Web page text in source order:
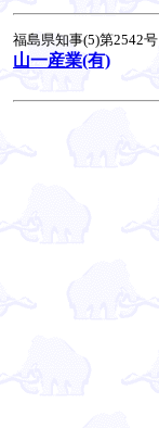
福島県知事(5)第2542号
山一産業(有)